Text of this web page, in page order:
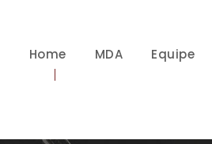
Home MDA Equipe